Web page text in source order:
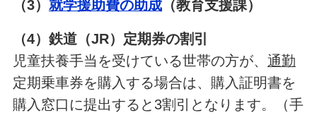
（3） 就学援助費の助成（教育支援課）
（4）鉄道（JR）定期券の割引
児童扶養手当を受けている世帯の方が、 通勤
定期乗車券を購入する場合は、購入証明書を
購入窓口に提出すると3割引となります。（手